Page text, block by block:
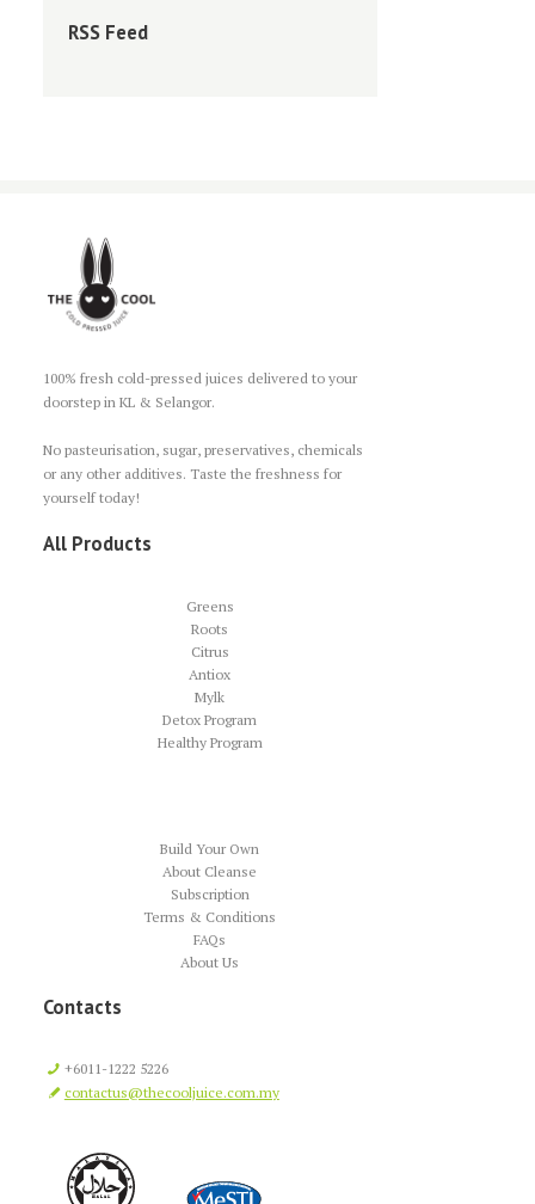
RSS Feed
100% fresh cold-pressed juices delivered to your
doorstep in KL & Selangor.
No pasteurisation, sugar, preservatives, chemicals
or any other additives. Taste the freshness for
yourself today!
All Products
Greens
Roots
Citrus
Antiox
Mylk
Detox Program
Healthy Program
Build Your Own
About Cleanse
Subscription
Terms & Conditions
FAQs
About Us
Contacts
+6011-1222 5226
contactus@thecooljuice.com.my